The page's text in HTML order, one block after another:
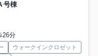
号棟
26分
ウォークインクロゼット